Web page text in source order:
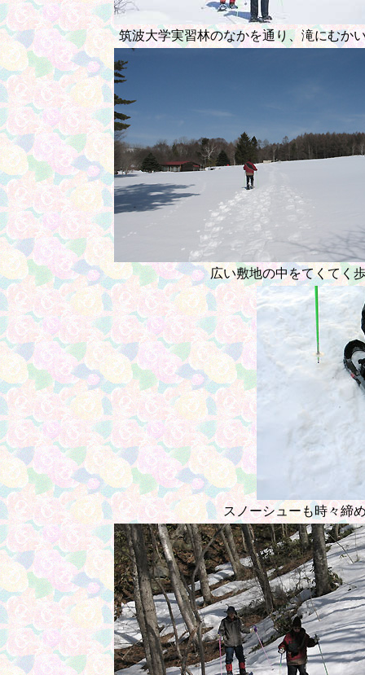
筑波大学実習林のなかを通り、滝にむか
広い敷地の中をてくてく
スノーシューも時々締